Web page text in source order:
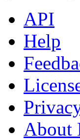
API
Help
About